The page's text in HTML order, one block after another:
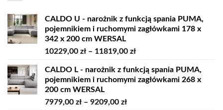
CALDO U - narożnik z funkcją spania PUMA,
pojemnikiem i ruchomymi zagłówkami 178 x
342 x 200 cm WERSAL
10229,00 zł – 11819,00 złZakres
od
10229,00 zł
CALDO L - narożnik z funkcją spania PUMA,
pojemnikiem i ruchomymi zagłówkami 268 x
200 cm WERSAL
7979,00 zł – 9209,00 złZakres